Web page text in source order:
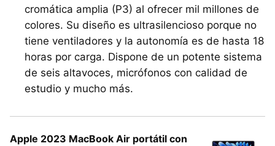
cromática amplia (P3) al ofrecer mil millones de
colores. Su diseño es ultrasilencioso porque no
tiene ventiladores y la autonomía es de hasta 18
horas por carga. Dispone de un potente sistema
de seis altavoces, micrófonos con calidad de
estudio y mucho más.
Apple 2023 MacBook Air portátil con